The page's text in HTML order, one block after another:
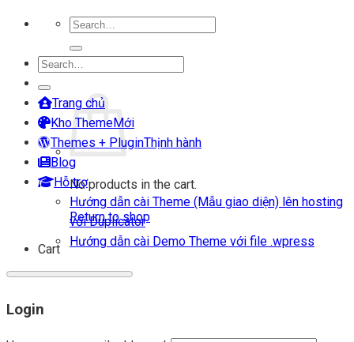
Search
for:
Login
Cart
No products in the cart.
Return to shop
Cart
Search
for:
Trang chủ
Kho Theme
Themes + Plugin
Blog
Hỗ trợ
Hướng dẫn cài Theme (Mẫu giao diện) lên hosting
với Duplicator
Hướng dẫn cài Demo Theme với file .wpress
Login